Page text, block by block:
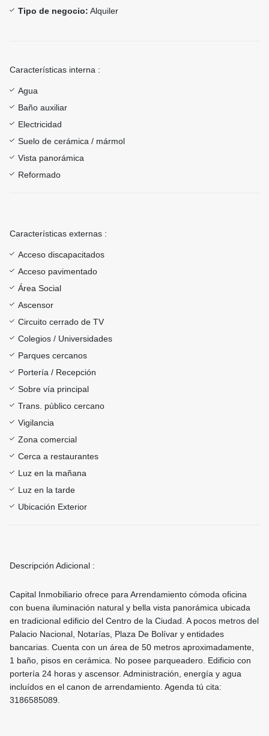
Tipo de negocio: Alquiler
Características interna :
Agua
Baño auxiliar
Electricidad
Suelo de cerámica / mármol
Vista panorámica
Reformado
Características externas :
Acceso discapacitados
Acceso pavimentado
Área Social
Ascensor
Circuito cerrado de TV
Colegios / Universidades
Parques cercanos
Portería / Recepción
Sobre vía principal
Trans. público cercano
Vigilancia
Zona comercial
Cerca a restaurantes
Luz en la mañana
Luz en la tarde
Ubicación Exterior
Descripción Adicional :
Capital Inmobiliario ofrece para Arrendamiento cómoda oficina
con buena iluminación natural y bella vista panorámica ubicada
en tradicional edificio del Centro de la Ciudad. A pocos metros del
Palacio Nacional, Notarías, Plaza De Bolívar y entidades
bancarias. Cuenta con un área de 50 metros aproximadamente,
1 baño, pisos en cerámica. No posee parqueadero. Edificio con
portería 24 horas y ascensor. Administración, energía y agua
incluídos en el canon de arrendamiento. Agenda tú cita:
3186585089.